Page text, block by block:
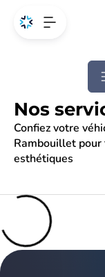
Nos
Confiez votre
Rambouillet pour
esthétiques